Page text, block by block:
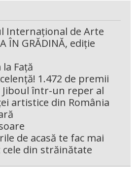
Internațional de Arte
ÎN GRĂDINĂ, ediție
Față
1.472 de premii
într-un reper al
artistice din România
de acasă te fac mai
din străinătate